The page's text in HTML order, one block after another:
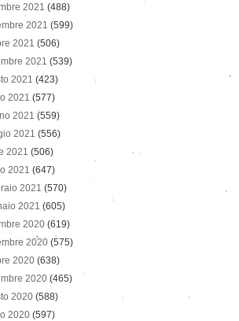
2021 (488)
2021 (599)
2021 (506)
2021 (539)
2021 (423)
2021 (577)
2021(559)
2021 (556)
2021 (506)
2021 (647)
2021 (570)
2021 (605)
2020 (619)
2020 (575)
2020 (638)
2020(465)
2020 (588)
2020 (597)